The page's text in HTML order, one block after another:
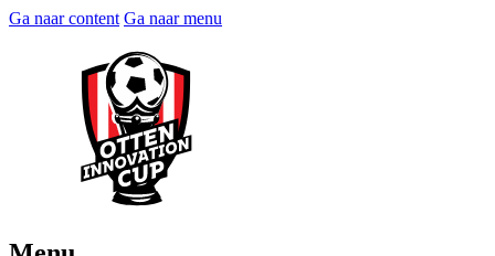
Ga naar content Ga naar menu